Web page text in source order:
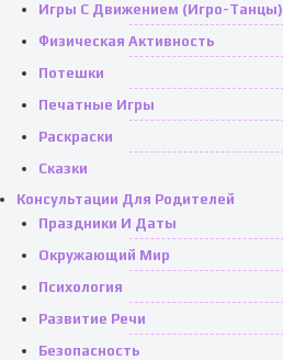
Игры С Движением (игро-Танцы)
Физическая Активность
Потешки
Печатные Игры
Раскраски
Сказки
Консультации Для Родителей
Праздники И Даты
Окружающий Мир
Психология
Развитие Речи
Безопасность